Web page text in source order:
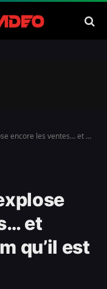
et rappelle à Capcom qu’il est temps d’agir
et
qu’il est